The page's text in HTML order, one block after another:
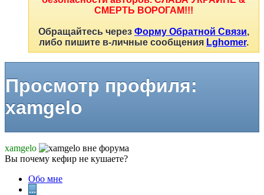
СМЕРТЬ ВОРОГАМ!!!
Обращайтесь через Форму Обратной Связи,
либо пишите в-личные сообщения Lghomer.
Просмотр профиля:
xamgelo
xamgelo
Вы почему кефир не кушаете?
Обо мне
...